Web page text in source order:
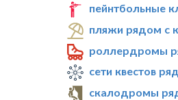
пейнтбольные
пляжи рядом с
роллердромы
сети квестов
скалодромы